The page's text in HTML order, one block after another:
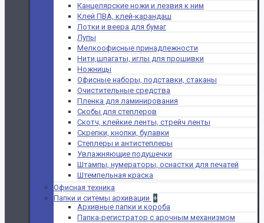
Канцелярские ножи и лезвия к ним
Клей ПВА, клей-карандаш
Лотки и веера для бумаг
Лупы
Мелкоофисные принадлежности
Нити,шпагаты, иглы для прошивки
Ножницы
Офисные наборы, подставки, стаканы
Очистительные средства
Пленка для ламинирования
Скобы для степлеров
Скотч, клейкие ленты, стрейч ленты
Скрепки, кнопки, булавки
Степлеры и антистеплеры
Увлажняющие подушечки
Штампы, нумераторы, оснастки для печатей
Штемпельная краска
Офисная техника
Папки и ситемы архивации +
Архивные папки и короба
Папка-регистратор с арочным механизмом